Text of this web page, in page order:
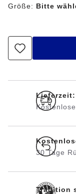
Größe: Bitte
Lieferzeit:
30 Tage
Tradition